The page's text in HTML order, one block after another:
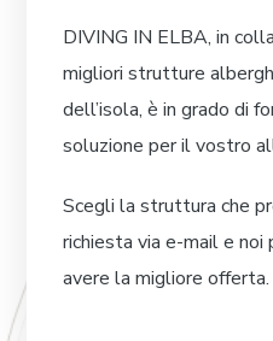
DIVING IN ELBA, in
migliori strutture
dell’isola, è in grado di
soluzione per il vostro
Scegli la struttura che
richiesta via e-mail e
avere la migliore offerta.